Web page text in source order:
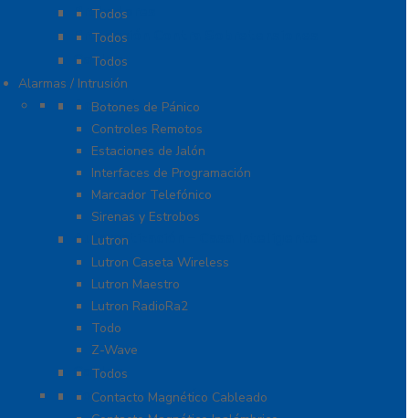
Probadores
Todos
Protección Contra Sobretensiones
Todos
Cables
Todos
Alarmas / Intrusión
Accesorios
Botones de Pánico
Controles Remotos
Estaciones de Jalón
Interfaces de Programación
Marcador Telefónico
Sirenas y Estrobos
Automatización – Casa Inteligente
Lutron
Lutron Caseta Wireless
Lutron Maestro
Lutron RadioRa2
Todo
Z-Wave
Cables
Todos
Contactos Magnéticos
Contacto Magnético Cableado